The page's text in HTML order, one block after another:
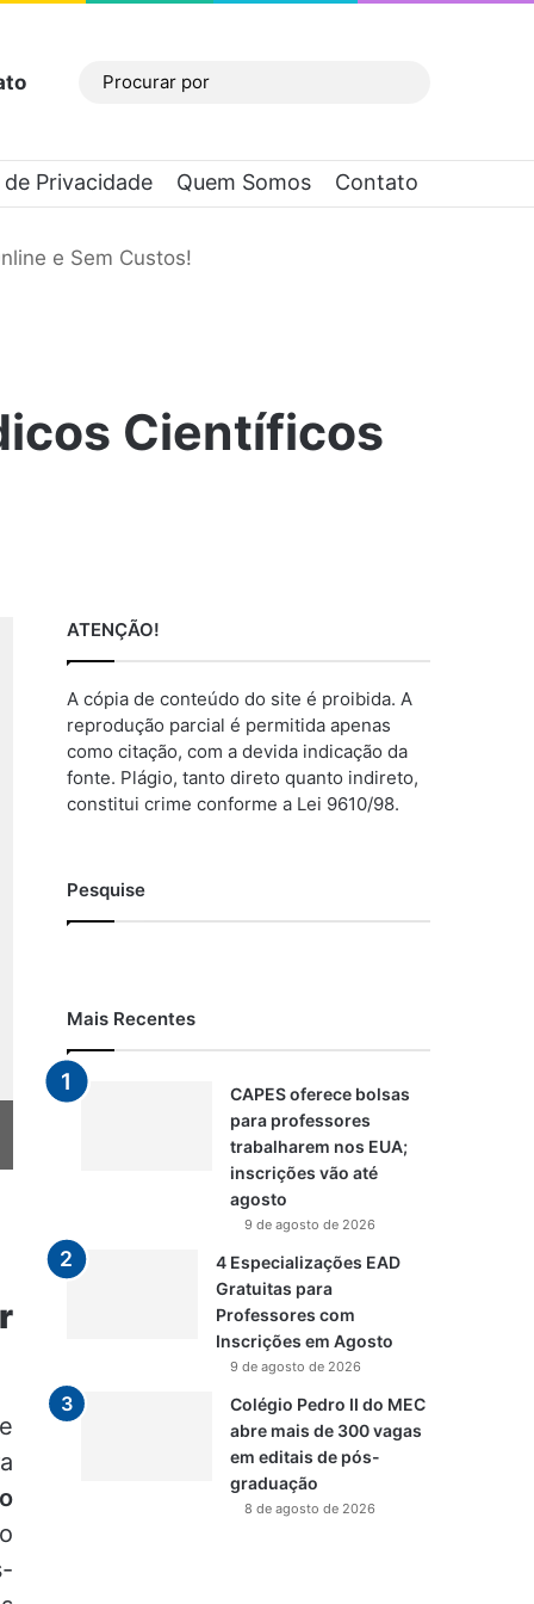
Barra Lateral
Privacidade Quem Somos Contato
e Sem Custos!
Científicos
ATENÇÃO!
A cópia de conteúdo do site é proibida. A
reprodução parcial é permitida apenas
como citação, com a devida indicação da
fonte. Plágio, tanto direto quanto indireto,
constitui crime conforme a Lei 9610/98.
Pesquise
Mais Recentes
CAPES oferece bolsas
para professores
trabalharem nos EUA;
inscrições vão até
agosto
9 de agosto de 2026
4 Especializações EAD
Gratuitas para
Professores com
Inscrições em Agosto
9 de agosto de 2026
Colégio Pedro II do MEC
abre mais de 300 vagas
em editais de pós-
graduação
8 de agosto de 2026